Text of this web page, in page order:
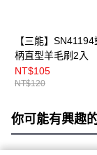
【三能】
柄直型羊毛刷2入
NT$105
NT$120
你可能有興趣